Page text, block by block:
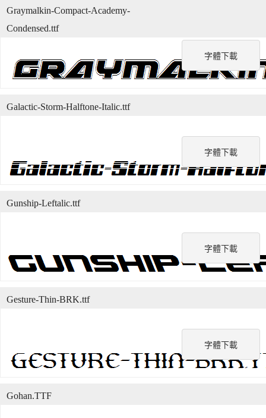
字體下載
Graymalkin-Compact-Academy-
Condensed.ttf
字體下載
Galactic-Storm-Halftone-Italic.ttf
字體下載
Gunship-Leftalic.ttf
字體下載
Gesture-Thin-BRK.ttf
Gohan.TTF